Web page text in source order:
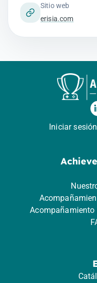
Sitio web
erisia.com
Iniciar sesión
Acompañamiento